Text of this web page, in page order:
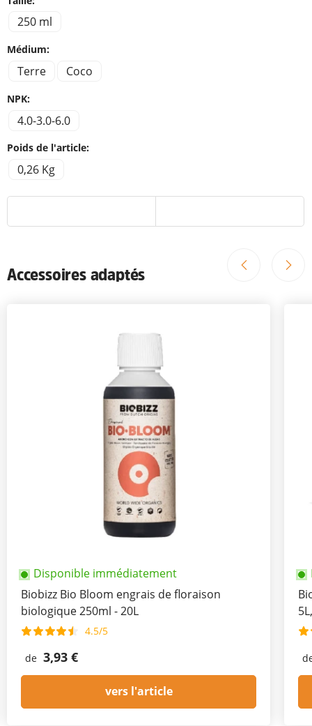
250 ml
Médium:
Terre Coco
NPK:
4.0-3.0-6.0
Poids de l'article:
0,26 Kg
Accessoires adaptés
Disponible immédiatement
Biobizz Bio Bloom engrais de floraison
biologique 250ml - 20L
4.5/5
de 3,93 €
vers l'article